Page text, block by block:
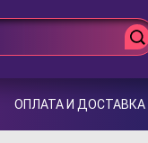
ОПЛАТА И ДОСТАВКА